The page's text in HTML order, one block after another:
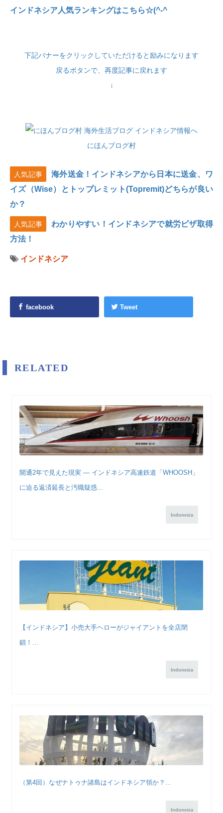
インドネシア人気ランキングはこちら☆(^-^
下記バナーをクリックしていただけると励みになります
戻るボタンで、再度記事に戻れます
↓
にほんブログ村
人気記事
海外送金！インドネシアから日本に送金、ワ
イズ（Wise）とトップレミット(Topremit)どちらが良い
か？
人気記事
わかりやすい！インドネシアで就労ビザ取得
方法！
インドネシア
facebook Tweet
RELATED
開通2年で見えた現実 ― インドネシア高速鉄道「WHOOSH」
に迫る返済延長と汚職疑惑...
Indonesia
【インドネシア】小売大手ヘローがジャイアントを全店閉
鎖！...
Indonesia
（第4回）なぜナトゥナ諸島はインドネシア領か？...
Indonesia